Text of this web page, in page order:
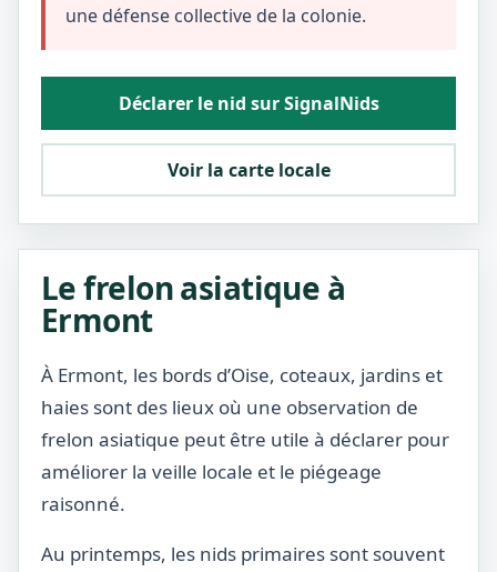
une défense collective de la colonie.
Déclarer le nid sur SignalNids
Voir la carte locale
Le frelon asiatique à
Ermont
À Ermont, les bords d’Oise, coteaux, jardins et
haies sont des lieux où une observation de
frelon asiatique peut être utile à déclarer pour
améliorer la veille locale et le piégeage
raisonné.
Au printemps, les nids primaires sont souvent